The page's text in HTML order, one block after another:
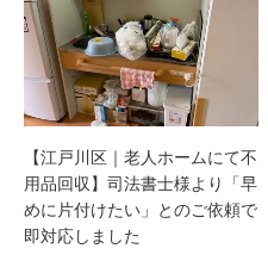
【江戸川区｜老人ホームにて不
用品回収】司法書士様より「早
めに片付けたい」とのご依頼で
即対応しました